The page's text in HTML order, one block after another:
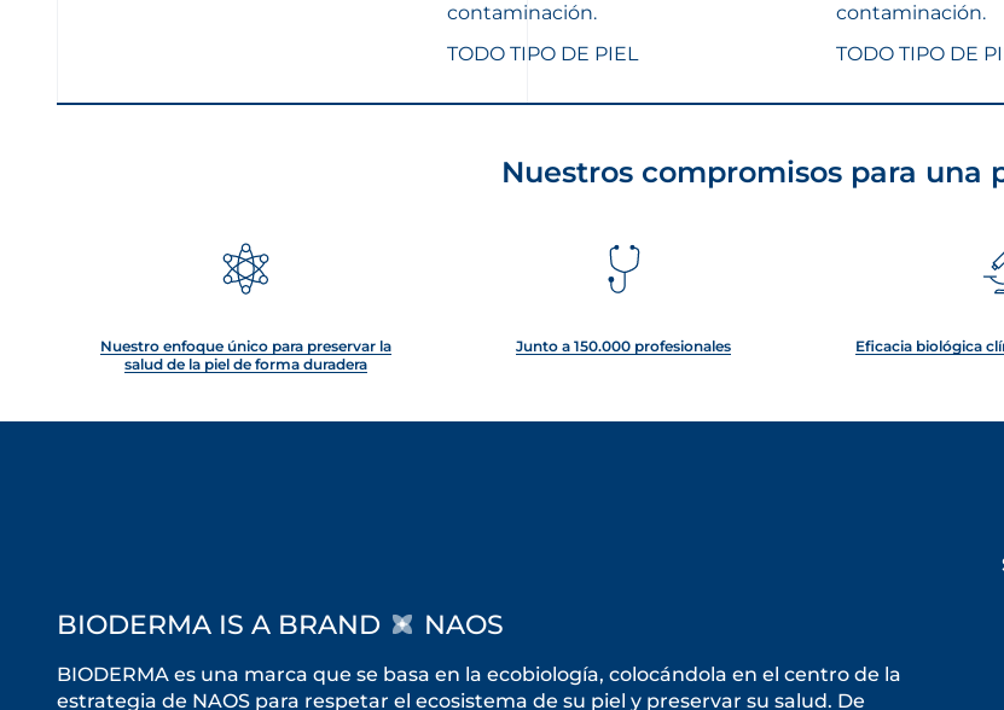
contaminación.
TODO TIPO DE PIEL
contaminación.
TODO TIPO DE
Nuestros compromisos para una
Nuestro enfoque único para preservar la
salud de la piel de forma duradera
Junto a 150.000 profesionales Eficacia biológica
BIODERMA IS A BRAND NAOS
BIODERMA es una marca que se basa en la ecobiología, colocándola en el centro de la
estrategia de NAOS para respetar el ecosistema de su piel y preservar su salud. De